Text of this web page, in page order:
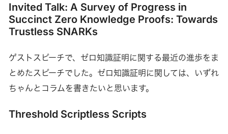
Invited Talk: A Survey of Progress in
Succinct Zero Knowledge Proofs: Towards
Trustless SNARKs
ゲストスピーチで、ゼロ知識証明に関する最近の進歩をま
とめたスピーチでした。ゼロ知識証明に関しては、いずれ
ちゃんとコラムを書きたいと思います。
Threshold Scriptless Scripts